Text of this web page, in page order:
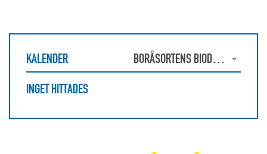
KALENDER
BORÅSORTENS BIODLAREFÖRENING
INGET HITTADES